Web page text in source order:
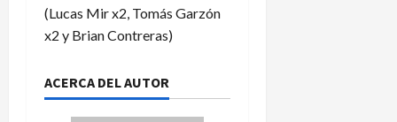
(Lucas Mir x2, Tomás Garzón
x2 y Brian Contreras)
ACERCA DEL AUTOR